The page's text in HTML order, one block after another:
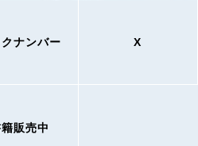
ナンバー X
販売中